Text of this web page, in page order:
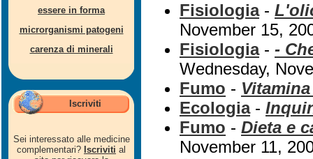
essere in forma
microrganismi patogeni
carenza di minerali
Iscriviti
Sei interessato alle medicine
complementari? Iscriviti al
Fisiologia-
November 15,
Fisiologia- -
Wednesday,
Fumo -
Ecologia-
Fumo - Dieta e
November 11,